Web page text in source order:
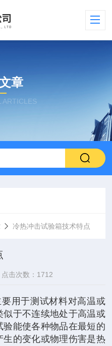
章
ARTICLES
冷热冲击试验箱技术特点
点击次数：1712
用于测试材料对高温或
于不连续地处于高温或
能使各种物品在最短的
的变化或物理伤害是热